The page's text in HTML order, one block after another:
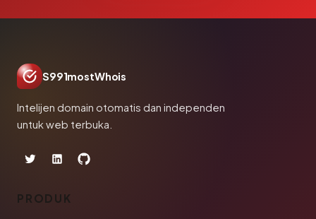
S991mostWhois
Intelijen domain otomatis dan independen
untuk web terbuka.
PRODUK